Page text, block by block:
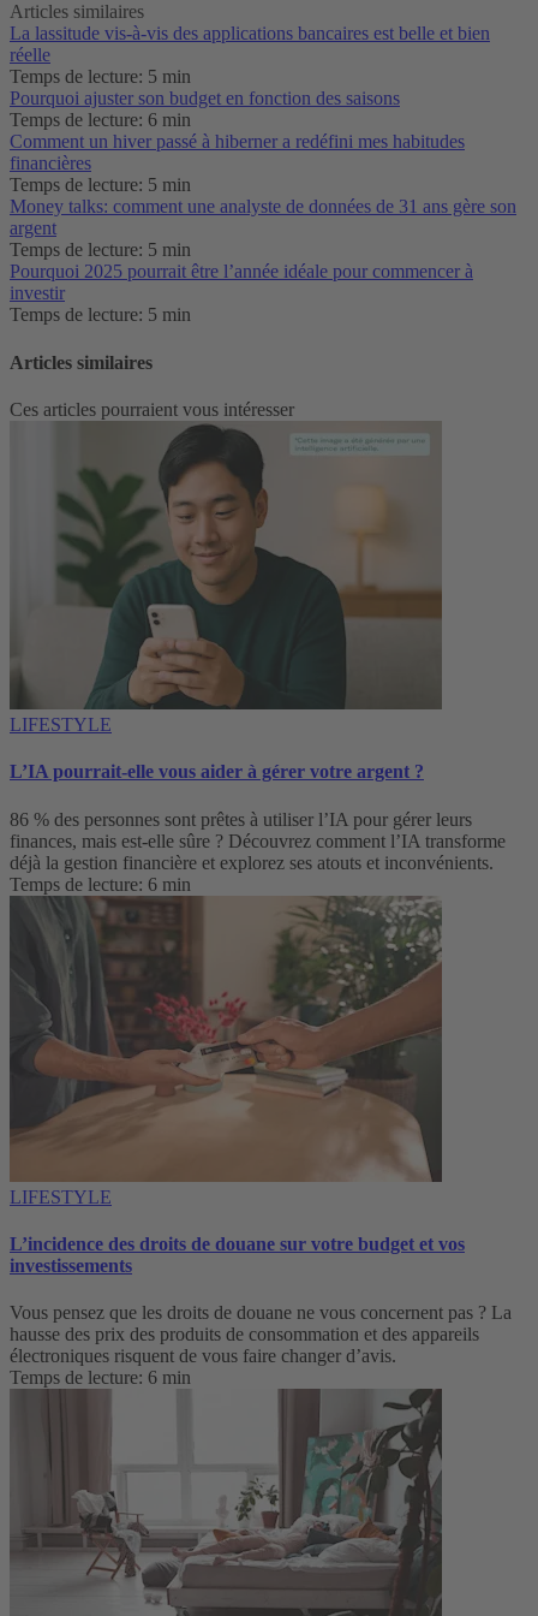
Articles similaires
La lassitude vis-à-vis des applications bancaires est belle et bien
réelle‌
Temps de lecture: 5 min
Pourquoi ajuster son budget en fonction des saisons
Temps de lecture: 6 min
Comment un hiver passé à hiberner a redéfini mes habitudes
financières
Temps de lecture: 5 min
Money talks: comment une analyste de données de 31 ans gère son
argent
Temps de lecture: 5 min
Pourquoi 2025 pourrait être l’année idéale pour commencer à
investir
Temps de lecture: 5 min
Articles similaires
Ces articles pourraient vous intéresser
LIFESTYLE
L’IA pourrait-elle vous aider à gérer votre argent ?
86 % des personnes sont prêtes à utiliser l’IA pour gérer leurs
finances, mais est-elle sûre ? Découvrez comment l’IA transforme
déjà la gestion financière et explorez ses atouts et inconvénients.
Temps de lecture: 6 min
LIFESTYLE
L’incidence des droits de douane sur votre budget et vos
investissements
Vous pensez que les droits de douane ne vous concernent pas ? La
hausse des prix des produits de consommation et des appareils
électroniques risquent de vous faire changer d’avis.
Temps de lecture: 6 min